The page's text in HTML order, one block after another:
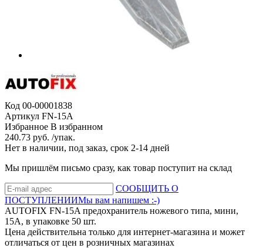
Код 00-00001838
Артикул FN-15A
Избранное В избранном
240.73 руб. /упак.
Нет в наличии, под заказ, срок 2-14 дней
Мы пришлём письмо сразу, как товар поступит на склад
СООБЩИТЬ О
ПОСТУПЛЕНИИМы вам напишем :-)
AUTOFIX FN-15A предохранитель ножевого типа, мини,
15А, в упаковке 50 шт.
Цена действительна только для интернет-магазина и может
отличаться от цен в розничных магазинах